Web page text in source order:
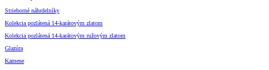
Strieborné náhrdelníky
Kolekcia pozlátená 14-karátovým zlatom
Kolekcia pozlátená 14-karátovým ružovým zlatom
Glazúra
Kamene